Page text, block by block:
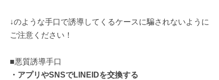
↓のような手口で誘導してくるケースに騙されないように
ご注意ください！
■悪質誘導手口
・アプリやSNSでLINEIDを交換する